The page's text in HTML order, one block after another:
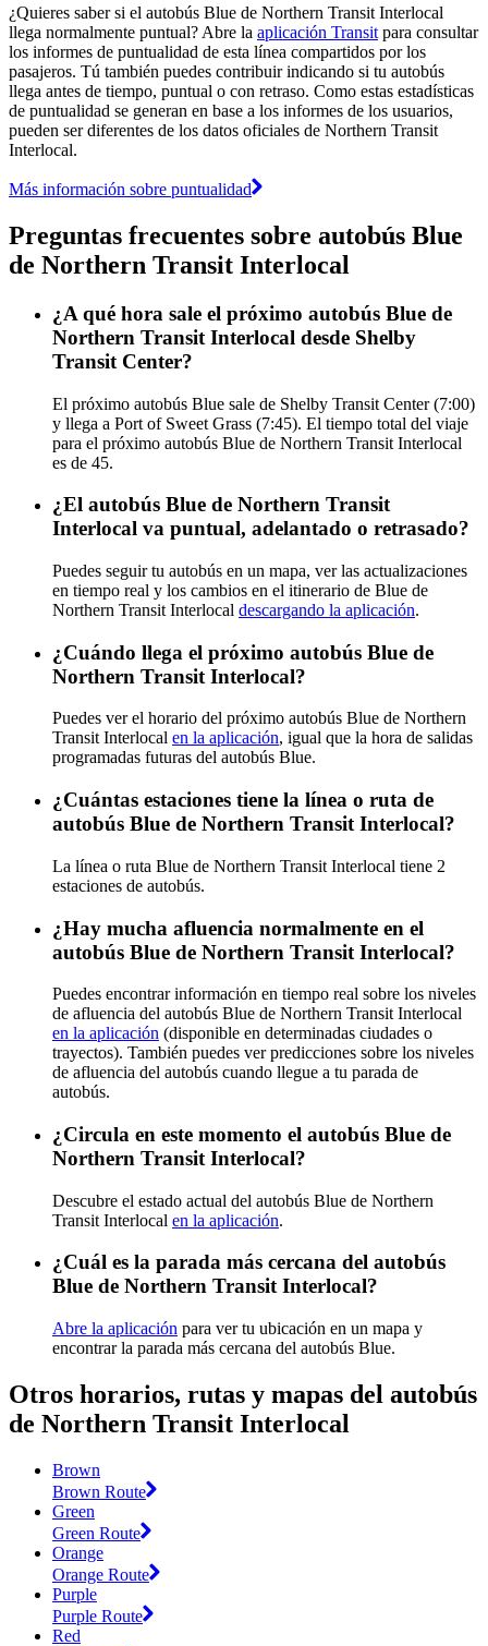
¿Quieres saber si el autobús Blue de Northern Transit Interlocal
llega normalmente puntual? Abre la aplicación Transit para consultar
los informes de puntualidad de esta línea compartidos por los
pasajeros. Tú también puedes contribuir indicando si tu autobús
llega antes de tiempo, puntual o con retraso. Como estas estadísticas
de puntualidad se generan en base a los informes de los usuarios,
pueden ser diferentes de los datos oficiales de Northern Transit
Interlocal.
Más información sobre puntualidad
Preguntas frecuentes sobre autobús Blue
de Northern Transit Interlocal
¿A qué hora sale el próximo autobús Blue de
Northern Transit Interlocal desde Shelby
Transit Center?
El próximo autobús Blue sale de Shelby Transit Center (7:00)
y llega a Port of Sweet Grass (7:45). El tiempo total del viaje
para el próximo autobús Blue de Northern Transit Interlocal
es de 45.
¿El autobús Blue de Northern Transit
Interlocal va puntual, adelantado o retrasado?
Puedes seguir tu autobús en un mapa, ver las actualizaciones
en tiempo real y los cambios en el itinerario de Blue de
Northern Transit Interlocal descargando la aplicación.
¿Cuándo llega el próximo autobús Blue de
Northern Transit Interlocal?
Puedes ver el horario del próximo autobús Blue de Northern
Transit Interlocal en la aplicación, igual que la hora de salidas
programadas futuras del autobús Blue.
¿Cuántas estaciones tiene la línea o ruta de
autobús Blue de Northern Transit Interlocal?
La línea o ruta Blue de Northern Transit Interlocal tiene 2
estaciones de autobús.
¿Hay mucha afluencia normalmente en el
autobús Blue de Northern Transit Interlocal?
Puedes encontrar información en tiempo real sobre los niveles
de afluencia del autobús Blue de Northern Transit Interlocal
en la aplicación (disponible en determinadas ciudades o
trayectos). También puedes ver predicciones sobre los niveles
de afluencia del autobús cuando llegue a tu parada de
autobús.
¿Circula en este momento el autobús Blue de
Northern Transit Interlocal?
Descubre el estado actual del autobús Blue de Northern
Transit Interlocal en la aplicación.
¿Cuál es la parada más cercana del autobús
Blue de Northern Transit Interlocal?
Abre la aplicación para ver tu ubicación en un mapa y
encontrar la parada más cercana del autobús Blue.
Otros horarios, rutas y mapas del autobús
de Northern Transit Interlocal
Brown
Brown Route
Green
Green Route
Orange
Orange Route
Purple
Purple Route
Red